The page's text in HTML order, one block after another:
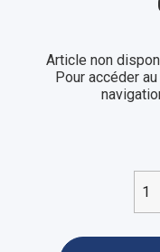
Article non
Pour accéder